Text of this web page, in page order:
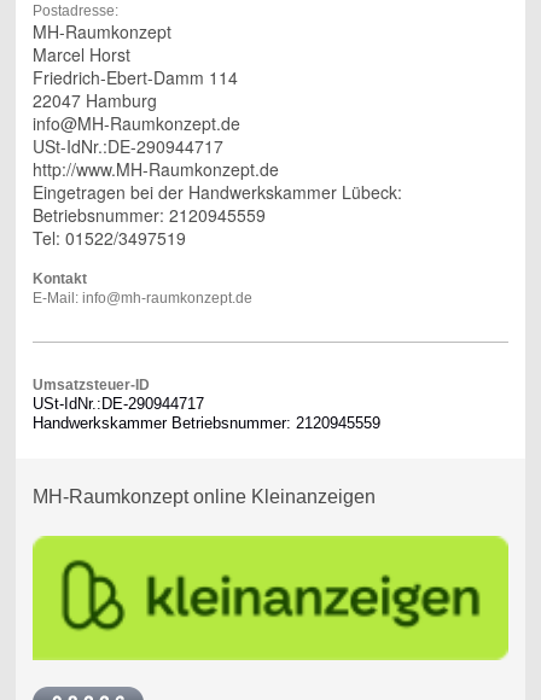
Postadresse:
MH-Raumkonzept
Marcel Horst
Friedrich-Ebert-Damm 114
22047 Hamburg
info@MH-Raumkonzept.de
USt-IdNr.:DE-290944717
http://www.MH-Raumkonzept.de
Eingetragen bei der Handwerkskammer Lübeck:
Betriebsnummer: 2120945559
Tel: 01522/3497519
Kontakt
E-Mail: info@mh-raumkonzept.de
Umsatzsteuer-ID
USt-IdNr.:DE-290944717
Handwerkskammer Betriebsnummer: 2120945559
MH-Raumkonzept online Kleinanzeigen